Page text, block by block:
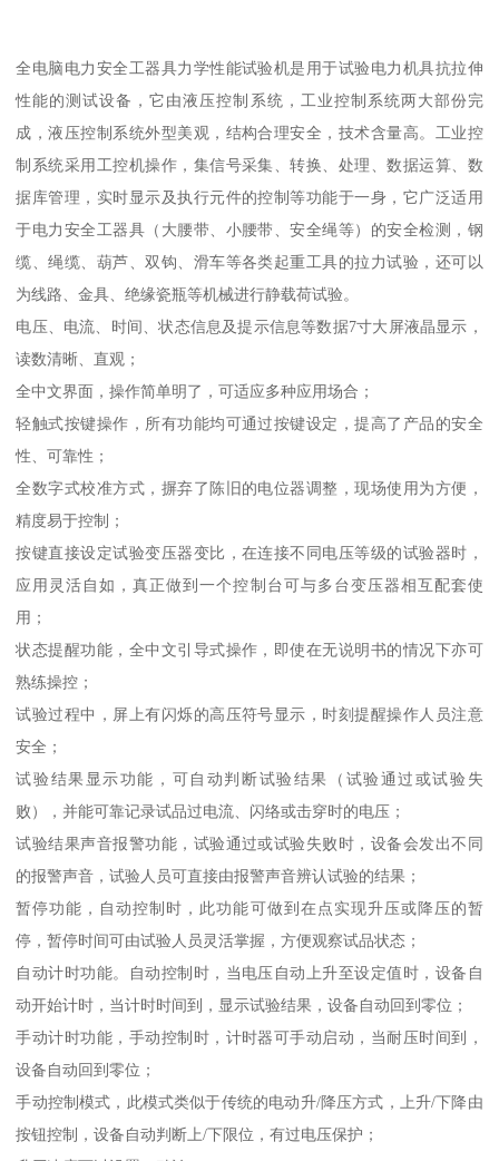
全电脑电力安全工器具力学性能试验机是用于试验电力机具抗拉伸
性能的测试设备，它由液压控制系统，工业控制系统两大部份完
成，液压控制系统外型美观，结构合理安全，技术含量高。工业控
制系统采用工控机操作，集信号采集、转换、处理、数据运算、数
据库管理，实时显示及执行元件的控制等功能于一身，它广泛适用
于电力安全工器具（大腰带、小腰带、安全绳等）的安全检测，钢
缆、绳缆、葫芦、双钩、滑车等各类起重工具的拉力试验，还可以
为线路、金具、绝缘瓷瓶等机械进行静载荷试验。
电压、电流、时间、状态信息及提示信息等数据7寸大屏液晶显示，
读数清晰、直观；
全中文界面，操作简单明了，可适应多种应用场合；
轻触式按键操作，所有功能均可通过按键设定，提高了产品的安全
性、可靠性；
全数字式校准方式，摒弃了陈旧的电位器调整，现场使用为方便，
精度易于控制；
按键直接设定试验变压器变比，在连接不同电压等级的试验器时，
应用灵活自如，真正做到一个控制台可与多台变压器相互配套使
用；
状态提醒功能，全中文引导式操作，即使在无说明书的情况下亦可
熟练操控；
试验过程中，屏上有闪烁的高压符号显示，时刻提醒操作人员注意
安全；
试验结果显示功能，可自动判断试验结果（试验通过或试验失
败），并能可靠记录试品过电流、闪络或击穿时的电压；
试验结果声音报警功能，试验通过或试验失败时，设备会发出不同
的报警声音，试验人员可直接由报警声音辨认试验的结果；
暂停功能，自动控制时，此功能可做到在点实现升压或降压的暂
停，暂停时间可由试验人员灵活掌握，方便观察试品状态；
自动计时功能。自动控制时，当电压自动上升至设定值时，设备自
动开始计时，当计时时间到，显示试验结果，设备自动回到零位；
手动计时功能，手动控制时，计时器可手动启动，当耐压时间到，
设备自动回到零位；
手动控制模式，此模式类似于传统的电动升/降压方式，上升/下降由
按钮控制，设备自动判断上/下限位，有过电压保护；